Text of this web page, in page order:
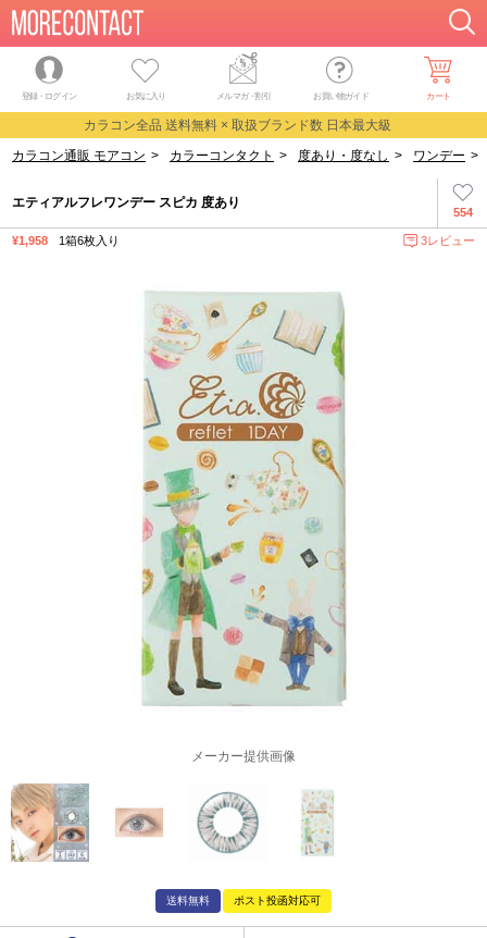
登録・ログイン お気に入り メルマガ・割引 お買い物ガイド カート
カラコン全品 送料無料 × 取扱ブランド数 日本最大級
カラコン通販 モアコン > カラーコンタクト > 度あり・度なし > ワンデー >
554
エティアルフレワンデー スピカ 度あり
¥1,958 1箱6枚入り 3レビュー
メーカー提供画像
送料無料 ポスト投函対応可